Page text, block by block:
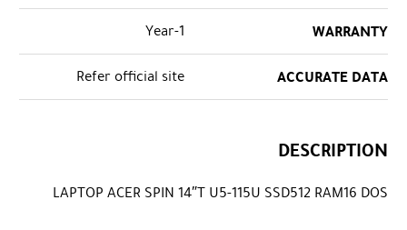
WARRANTY
1-Year
ACCURATE DATA
Refer official site
DESCRIPTION
LAPTOP ACER SPIN 14″T U5-115U SSD512 RAM16 DOS